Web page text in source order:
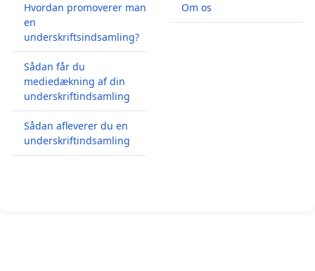
Hvordan promoverer man
en
underskriftsindsamling?
Sådan får du
mediedækning af din
underskriftindsamling
Sådan afleverer du en
underskriftindsamling
Om os